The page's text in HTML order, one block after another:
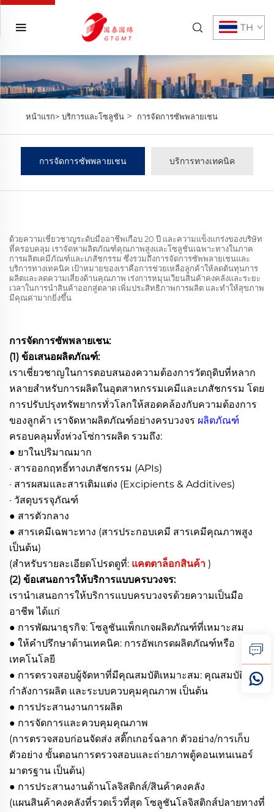
TH
หน้าแรก> บริการและโซลูชัน> การจัดการซัพพลายเชน
การจัดการซัพพลายเชน บริการทางเทคนิค
ด้วยความเชี่ยวชาญระดับมืออาชีพเกือบ 20 ปี และความแข็งแกร่งของบริษัท
ที่ครอบคลุม เราจัดหาผลิตภัณฑ์คุณภาพสูงและโซลูชันเฉพาะทางในภาค
การผลิตเคมีภัณฑ์และเภสัชกรรม ซึ่งรวมถึงการจัดการซัพพลายเชนและ
บริการทางเทคนิค เป้าหมายของเราคือการช่วยเหลือลูกค้าให้ลดต้นทุนการ
ผลิตและลดความเสี่ยงด้านคุณภาพ เร่งการหมุนเวียนสินค้าคงคลังและระยะ
เวลาในการนำสินค้าออกสู่ตลาด เพิ่มประสิทธิภาพการผลิต และทำให้สุขภาพ
มีคุณค่ามากยิ่งขึ้น
การจัดการซัพพลายเชน:
(1) ข้อเสนอผลิตภัณฑ์:
เราเชี่ยวชาญในการตอบสนองความต้องการวัตถุดิบที่หลาก
หลายสำหรับการผลิตในอุตสาหกรรมเคมีและเภสัชกรรม โดย
การปรับปรุงทรัพยากรทั่วโลกให้สอดคล้องกับความต้องการ
ของลูกค้า เราจัดหาผลิตภัณฑ์อย่างครบวงจร ผลิตภัณฑ์
ครอบคลุมทั้งห่วงโซ่การผลิต รวมถึง:
● ยาในปริมาณมาก
· สารออกฤทธิ์ทางเภสัชกรรม (APIs)
· สารผสมและสารเติมแต่ง (Excipients & Additives)
· วัสดุบรรจุภัณฑ์
● สารตัวกลาง
● สารเคมีเฉพาะทาง (สารประกอบเคมี สารเคมีคุณภาพสูง
เป็นต้น)
(สำหรับรายละเอียดโปรดดูที่: แคตตาล็อกสินค้า )
(2) ข้อเสนอการให้บริการแบบครบวงจร:
เรานำเสนอการให้บริการแบบครบวงจรด้วยความเป็นมือ
อาชีพ ได้แก่
● การพัฒนาธุรกิจ: โซลูชันแพ็กเกจผลิตภัณฑ์ที่เหมาะสม
● ให้คำปรึกษาด้านเทคนิค: การอัพเกรดผลิตภัณฑ์หรือ
เทคโนโลยี
● การตรวจสอบผู้จัดหาที่มีคุณสมบัติเหมาะสม: คุณสมบัติ
กำลังการผลิต และระบบควบคุมคุณภาพ เป็นต้น
● การประสานงานการผลิต
● การจัดการและควบคุมคุณภาพ
(การตรวจสอบก่อนจัดส่ง สติ๊กเกอร์ฉลาก ตัวอย่าง/การเก็บ
ตัวอย่าง ขั้นตอนการตรวจสอบและถ่ายภาพตู้คอนเทนเนอร์
มาตรฐาน เป็นต้น)
● การประสานงานด้านโลจิสติกส์/สินค้าคงคลัง
(แผนสินค้าคงคลังที่รวดเร็วที่สุด โซลูชันโลจิสติกส์ปลายทางที่